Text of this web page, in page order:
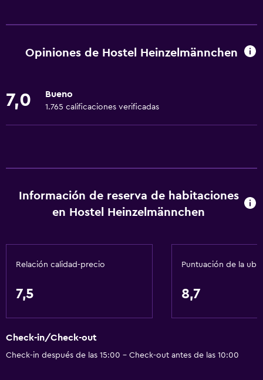
Wifi gratis
Internet
Baño
Baño compartido
Baño privado
Aseo
Accesibilidad y adecuación
Habitaciones para no fumadores disponibles
Almohada sin plumas
Opiniones de Hostel Heinzelmännchen
7,0 Bueno
1.765 calificaciones verificadas
Información de reserva de habitaciones
en Hostel Heinzelmännchen
Relación calidad-precio
7,5
Puntuación de la
8,7
Check-in/Check-out
Check-in después de las 15:00 - Check-out antes de las 10:00